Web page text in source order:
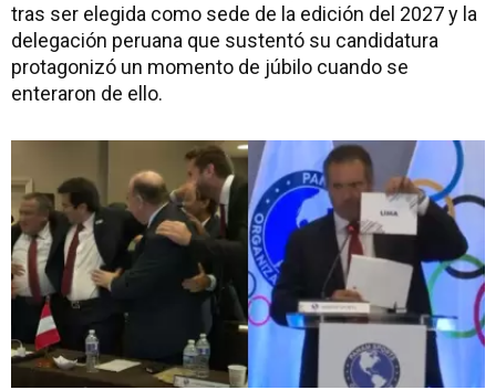
tras ser elegida como sede de la edición del 2027 y la
delegación peruana que sustentó su candidatura
protagonizó un momento de júbilo cuando se
enteraron de ello.